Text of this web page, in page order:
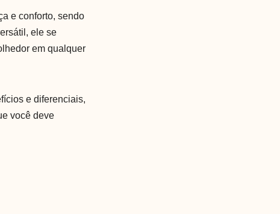
e conforto, sendo
ele se
em qualquer
e diferenciais,
você deve